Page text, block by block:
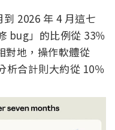
2026 年 4 月這七
bug」的比例從 33％
對地，操作軟體從
析合計則大約從 10％